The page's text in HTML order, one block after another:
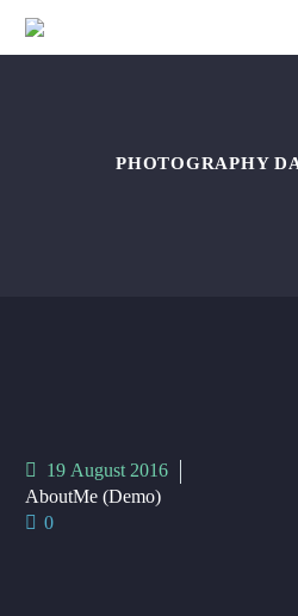
PHOTOGRAPHY
19 August 2016
AboutMe (Demo)
0